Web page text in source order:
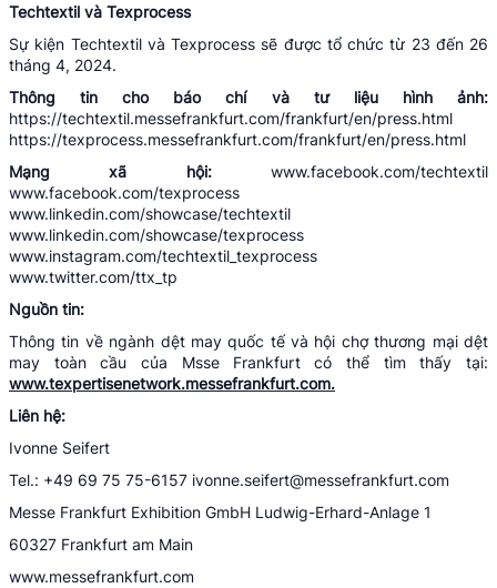
Techtextil và Texprocess
Sự kiện Techtextil và Texprocess sẽ được tổ chức từ 23 đến 26
tháng 4, 2024.
Thông tin cho báo chí và tư liệu hình ảnh:
https://techtextil.messefrankfurt.com/frankfurt/en/press.html
https://texprocess.messefrankfurt.com/frankfurt/en/press.html
Mạng xã hội:www.facebook.com/techtextil
www.facebook.com/texprocess
www.linkedin.com/showcase/techtextil
www.linkedin.com/showcase/texprocess
www.instagram.com/techtextil_texprocess
www.twitter.com/ttx_tp
Nguồn tin:
Thông tin về ngành dệt may quốc tế và hội chợ thương mại dệt
may toàn cầu của Msse Frankfurt có thể tìm thấy tại:
www.texpertisenetwork.messefrankfurt.com.
Liên hệ:
Ivonne Seifert
Tel.: +49 69 75 75-6157 ivonne.seifert@messefrankfurt.com
Messe Frankfurt Exhibition GmbH Ludwig-Erhard-Anlage 1
60327 Frankfurt am Main
www.messefrankfurt.com